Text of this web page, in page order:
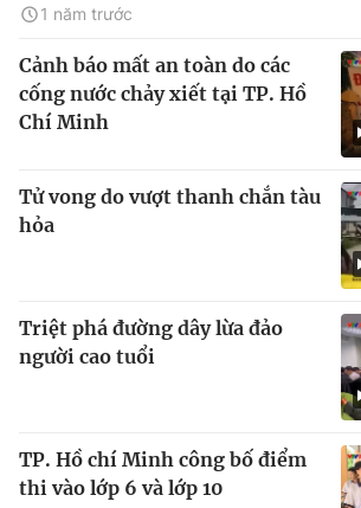
1 năm trước
Cảnh báo mất an toàn do các
cống nước chảy xiết tại TP. Hồ
Chí Minh
Tử vong do vượt thanh chắn tàu
hỏa
Triệt phá đường dây lừa đảo
người cao tuổi
TP. Hồ chí Minh công bố điểm
thi vào lớp 6 và lớp 10